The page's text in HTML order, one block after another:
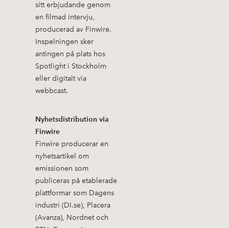
sitt erbjudande genom
en filmad intervju,
producerad av Finwire.
Inspelningen sker
antingen på plats hos
Spotlight i Stockholm
eller digitalt via
webbcast.
Nyhetsdistribution via
Finwire
Finwire producerar en
nyhetsartikel om
emissionen som
publiceras på etablerade
plattformar som Dagens
industri (DI.se), Placera
(Avanza), Nordnet och